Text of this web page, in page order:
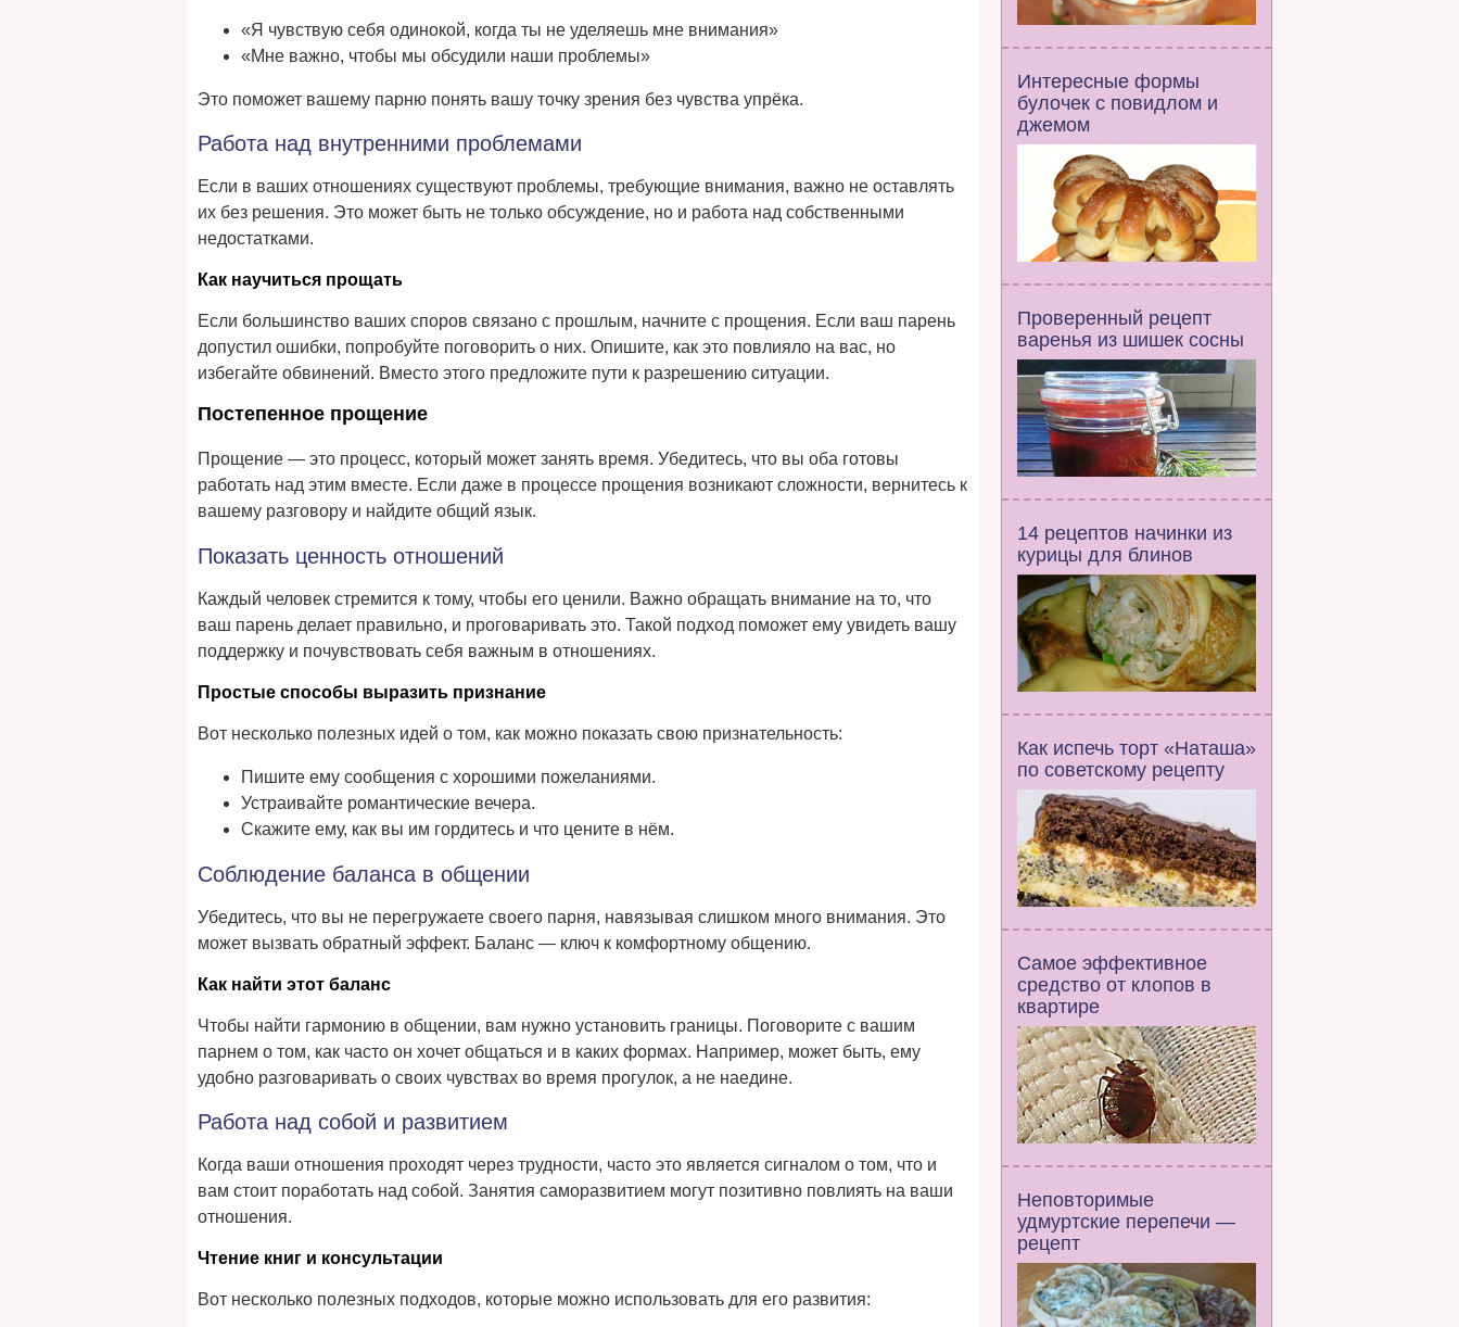
Интересные формы
булочек с повидлом и
джемом
Проверенный рецепт
варенья из шишек сосны
14 рецептов начинки из
курицы для блинов
Как испечь торт «Наташа»
по советскому рецепту
Самое эффективное
средство от клопов в
квартире
Неповторимые
удмуртские перепечи —
рецепт
«Я чувствую себя одинокой, когда ты не уделяешь мне внимания»
«Мне важно, чтобы мы обсудили наши проблемы»
Это поможет вашему парню понять вашу точку зрения без чувства упрёка.
Работа над внутренними проблемами
Если в ваших отношениях существуют проблемы, требующие внимания, важно не оставлять
их без решения. Это может быть не только обсуждение, но и работа над собственными
недостатками.
Как научиться прощать
Если большинство ваших споров связано с прошлым, начните с прощения. Если ваш парень
допустил ошибки, попробуйте поговорить о них. Опишите, как это повлияло на вас, но
избегайте обвинений. Вместо этого предложите пути к разрешению ситуации.
Постепенное прощение
Прощение — это процесс, который может занять время. Убедитесь, что вы оба готовы
работать над этим вместе. Если даже в процессе прощения возникают сложности, вернитесь к
вашему разговору и найдите общий язык.
Показать ценность отношений
Каждый человек стремится к тому, чтобы его ценили. Важно обращать внимание на то, что
ваш парень делает правильно, и проговаривать это. Такой подход поможет ему увидеть вашу
поддержку и почувствовать себя важным в отношениях.
Простые способы выразить признание
Вот несколько полезных идей о том, как можно показать свою признательность:
Пишите ему сообщения с хорошими пожеланиями.
Устраивайте романтические вечера.
Скажите ему, как вы им гордитесь и что цените в нём.
Соблюдение баланса в общении
Убедитесь, что вы не перегружаете своего парня, навязывая слишком много внимания. Это
может вызвать обратный эффект. Баланс — ключ к комфортному общению.
Как найти этот баланс
Чтобы найти гармонию в общении, вам нужно установить границы. Поговорите с вашим
парнем о том, как часто он хочет общаться и в каких формах. Например, может быть, ему
удобно разговаривать о своих чувствах во время прогулок, а не наедине.
Работа над собой и развитием
Когда ваши отношения проходят через трудности, часто это является сигналом о том, что и
вам стоит поработать над собой. Занятия саморазвитием могут позитивно повлиять на ваши
отношения.
Чтение книг и консультации
Вот несколько полезных подходов, которые можно использовать для его развития: